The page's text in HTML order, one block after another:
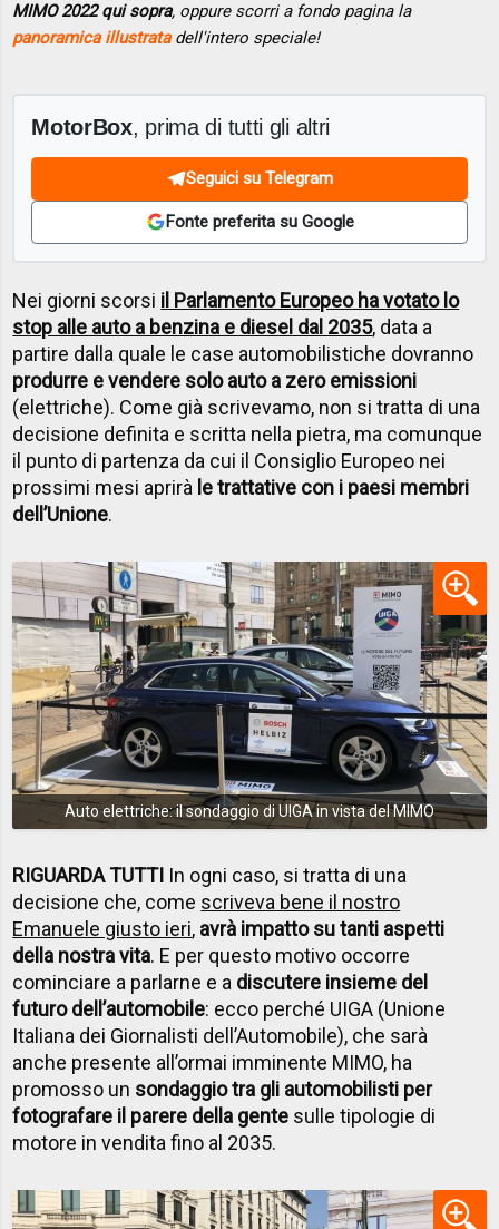
MIMO 2022 qui sopra, oppure scorri a fondo pagina la
panoramica illustratadell'intero speciale!
MotorBox, prima di tutti gli altri
Seguici su Telegram
Fonte preferita su Google
Nei giorni scorsi il Parlamento Europeo ha votato lo
stop alle auto a benzina e diesel dal 2035, data a
partire dalla quale le case automobilistiche dovranno
produrre e vendere solo auto a zero emissioni
(elettriche). Come già scrivevamo, non si tratta di una
decisione definita e scritta nella pietra, ma comunque
il punto di partenza da cui il Consiglio Europeo nei
prossimi mesi aprirà le trattative con i paesi membri
dell’Unione.
Auto elettriche: il sondaggio di UIGA in vista del MIMO
RIGUARDA TUTTI In ogni caso, si tratta di una
decisione che, come scriveva bene il nostro
Emanuele giusto ieri, avrà impatto su tanti aspetti
della nostra vita. E per questo motivo occorre
cominciare a parlarne e a discutere insieme del
futuro dell’automobile: ecco perché UIGA (Unione
Italiana dei Giornalisti dell’Automobile), che sarà
anche presente all’ormai imminente MIMO, ha
promosso un sondaggio tra gli automobilisti per
fotografare il parere della gente sulle tipologie di
motore in vendita fino al 2035.